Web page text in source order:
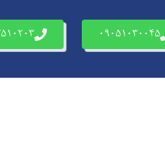
09051030045